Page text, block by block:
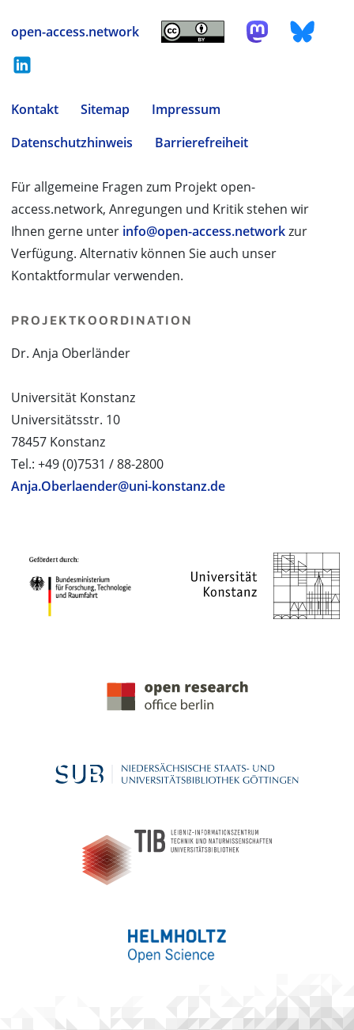
open-access.network
Kontakt Sitemap
Impressum
Datenschutzhinweis
Barrierefreiheit
Für allgemeine Fragen zum Projekt open-
access.network, Anregungen und Kritik stehen wir
Ihnen gerne unter info@open-access.networkzur
Verfügung. Alternativ können Sie auch unser
Kontaktformular verwenden.
PROJEKTKOORDINATION
Dr. Anja Oberländer
Universität Konstanz
Universitätsstr. 10
78457 Konstanz
Tel.: +49 (0)7531 / 88-2800
Anja.Oberlaender@uni-konstanz.de